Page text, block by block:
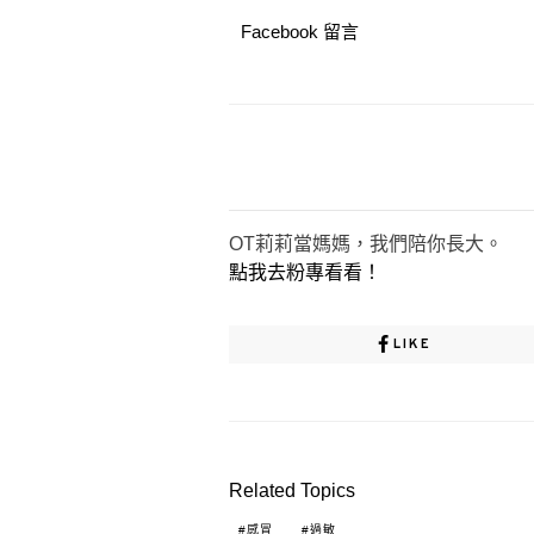
Facebook 留言
OT莉莉當媽媽，我們陪你長大。
點我去粉專看看！
LIKE
Related Topics
感冒 過敏